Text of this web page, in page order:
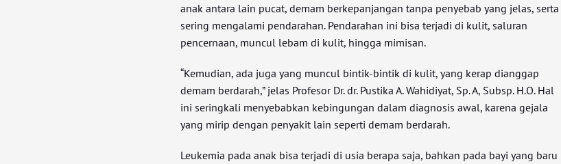
anak antara lain pucat, demam berkepanjangan tanpa penyebab yang jelas, serta
sering mengalami pendarahan. Pendarahan ini bisa terjadi di kulit, saluran
pencernaan, muncul lebam di kulit, hingga mimisan.
“Kemudian, ada juga yang muncul bintik-bintik di kulit, yang kerap dianggap
demam berdarah,” jelas Profesor Dr. dr. Pustika A. Wahidiyat, Sp. A, Subsp. H.O. Hal
ini seringkali menyebabkan kebingungan dalam diagnosis awal, karena gejala
yang mirip dengan penyakit lain seperti demam berdarah.
Leukemia pada anak bisa terjadi di usia berapa saja, bahkan pada bayi yang baru